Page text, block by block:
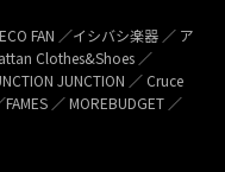
FAN ／イシバシ楽器 ／ ア
Clothes&Shoes ／
JUNCTION ／ Cruce
／ MOREBUDGET ／